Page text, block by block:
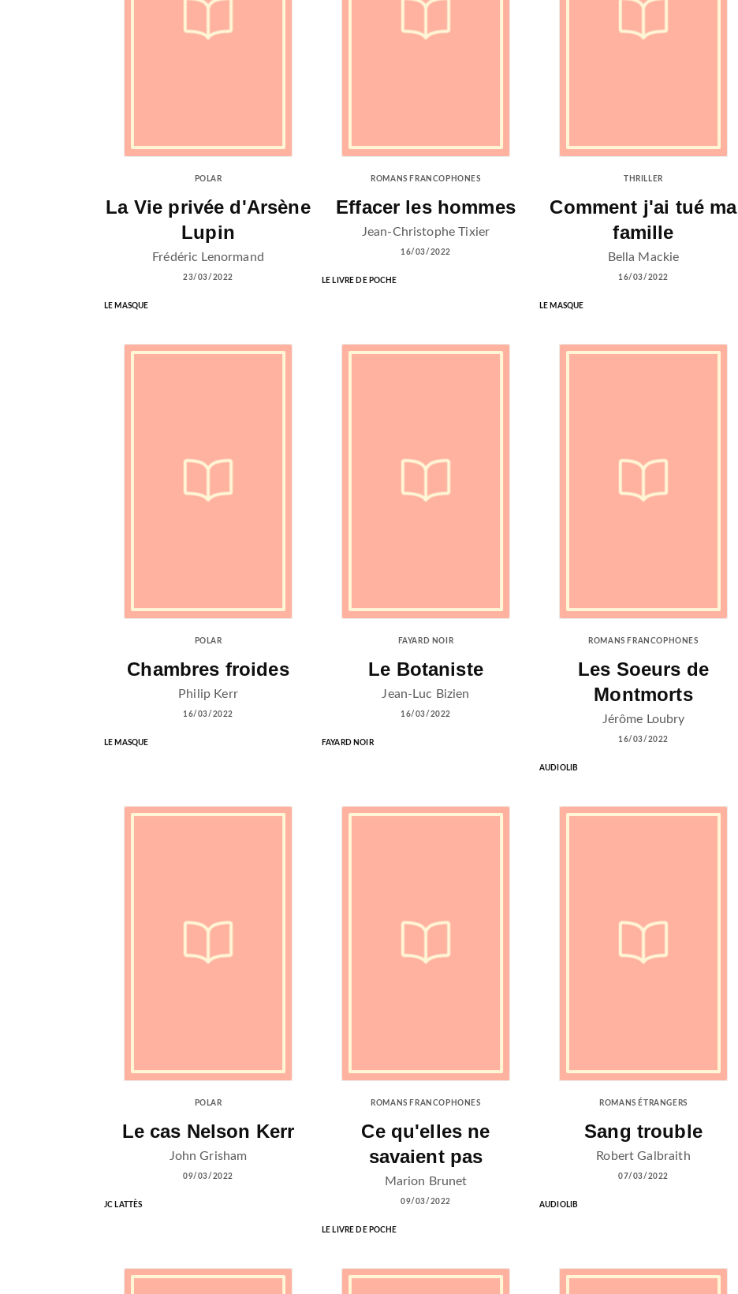
POLAR
La Vie privée d'Arsène
Lupin
Frédéric Lenormand
23/03/2022
LE MASQUE
ROMANS FRANCOPHONES
Effacer les hommes
Jean-Christophe Tixier
16/03/2022
LE LIVRE DE POCHE
THRILLER
Comment j'ai tué ma
famille
Bella Mackie
16/03/2022
LE MASQUE
POLAR
Chambres froides
Philip Kerr
16/03/2022
LE MASQUE
FAYARD NOIR
Le Botaniste
Jean-Luc Bizien
16/03/2022
FAYARD NOIR
ROMANS FRANCOPHONES
Les Soeurs de
Montmorts
Jérôme Loubry
16/03/2022
AUDIOLIB
POLAR
Le cas Nelson Kerr
John Grisham
09/03/2022
JC LATTÈS
ROMANS FRANCOPHONES
Ce qu'elles ne
savaient pas
Marion Brunet
09/03/2022
LE LIVRE DE POCHE
ROMANS ÉTRANGERS
Sang trouble
Robert Galbraith
07/03/2022
AUDIOLIB